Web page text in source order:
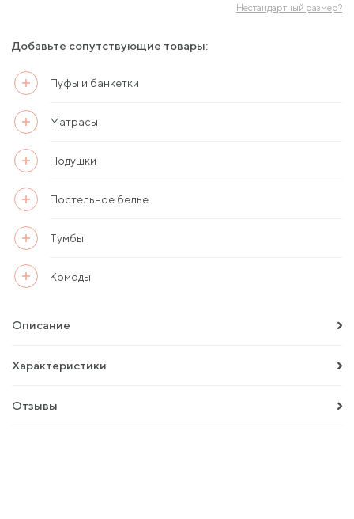
Нестандартный размер?
Добавьте сопутствующие товары:
Пуфы и банкетки
Матрасы
Подушки
Постельное белье
Тумбы
Комоды
Описание
Характеристики
Отзывы